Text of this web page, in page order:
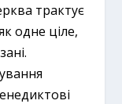
трактує
одне ціле,